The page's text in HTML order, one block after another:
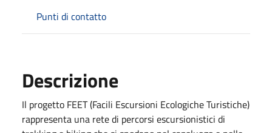
Punti di contatto
Descrizione
Il progetto FEET (Facili Escursioni Ecologiche Turistiche)
rappresenta una rete di percorsi escursionistici di